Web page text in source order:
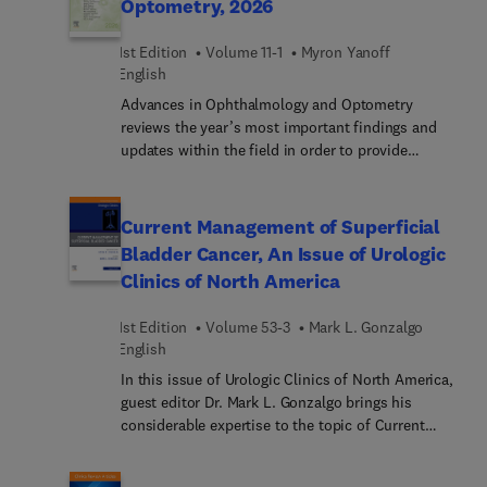
surgeons, general surgeons, medical oncologists,
involved in the research of head and neck cancers.
Optometry, 2026
1st Edition Volume 11-1
Myron Yanoff
English
Advances in Ophthalmology and Optometry
reviews the year’s most important findings and
updates within the field in order to provide
patient outcomes. A distinguished editorial board,
led by Dr. Myron Yanoff, identifies key areas of
major progress and controversy and invites
preeminent specialists to contribute original
overviews in ophthalmology and optometry inform
and enhance clinical practice by bringing concepts
to a clinical level and exploring their everyday
impact on patient care.
Current Management of Superficial
Bladder Cancer, An Issue of Urologic
Clinics of North America
1st Edition Volume 53-3
Mark L. Gonzalgo
English
In this issue of Urologic Clinics of North America,
guest editor Dr. Mark L. Gonzalgo brings his
considerable expertise to the topic of Current